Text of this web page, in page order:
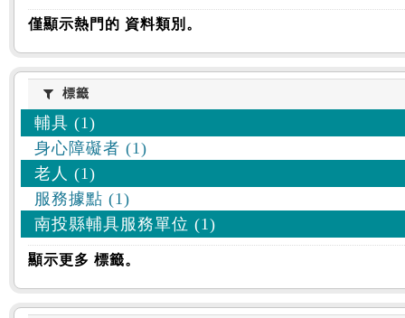
僅顯示熱門的 資料類別。
標籤標籤
輔具 (1)
身心障礙者 (1)
老人 (1)
服務據點 (1)
南投縣輔具服務單位 (1)
顯示更多 標籤。